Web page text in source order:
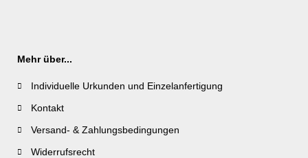
Mehr über...
Individuelle Urkunden und Einzelanfertigung
Kontakt
Versand- & Zahlungsbedingungen
Widerrufsrecht